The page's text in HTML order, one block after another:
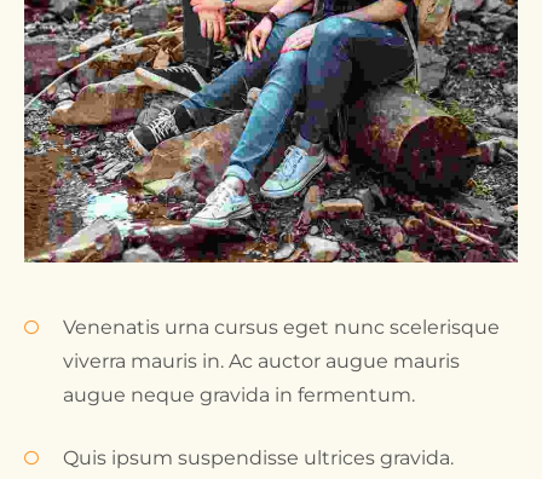
Venenatis urna cursus eget nunc scelerisque
viverra mauris in. Ac auctor augue mauris
augue neque gravida in fermentum.
Quis ipsum suspendisse ultrices gravida.